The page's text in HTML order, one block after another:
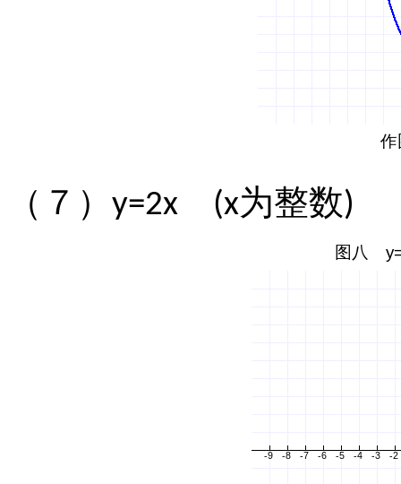
（７） y=2x (x为整数)